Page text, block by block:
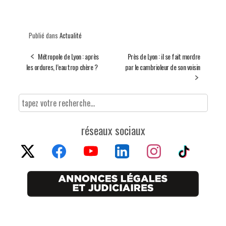
Publié dans Actualité
Métropole de Lyon : après
les ordures, l’eau trop chère ?
Près de Lyon : il se fait mordre
par le cambrioleur de son voisin
réseaux sociaux